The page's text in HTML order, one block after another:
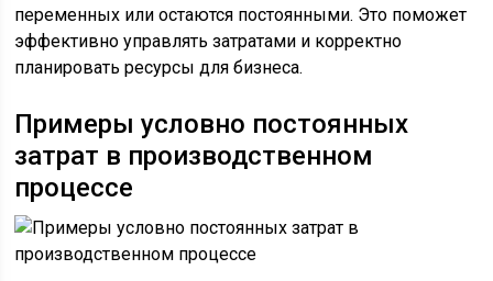
переменных или остаются постоянными. Это поможет
эффективно управлять затратами и корректно
планировать ресурсы для бизнеса.
Примеры условно постоянных
затрат в производственном
процессе